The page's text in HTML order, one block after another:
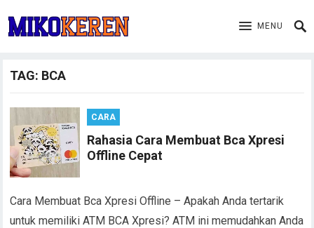
MENU
TAG: BCA
CARA
Rahasia Cara Membuat Bca Xpresi
Offline Cepat
Cara Membuat Bca Xpresi Offline – Apakah Anda tertarik
untuk memiliki ATM BCA Xpresi? ATM ini memudahkan Anda